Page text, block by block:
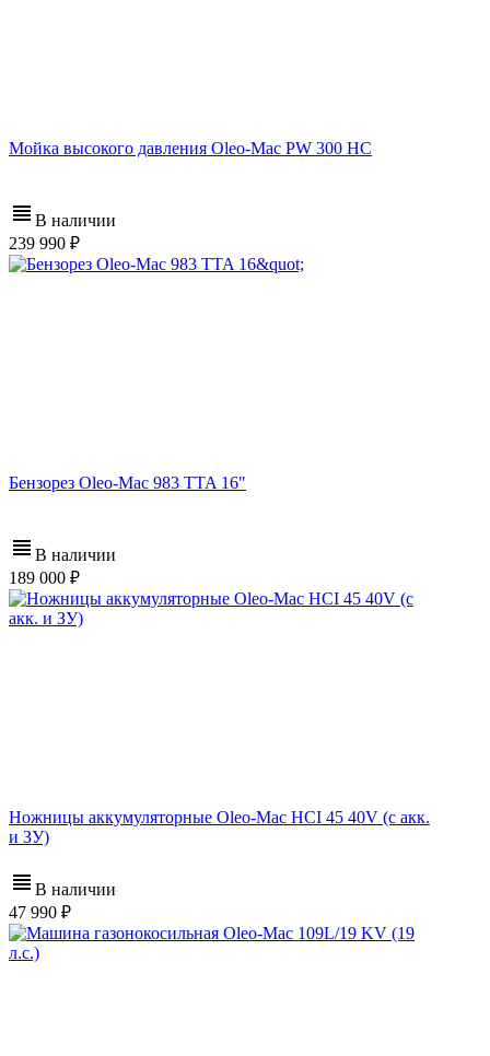
Мойка высокого давления Oleo-Mac PW 300 HС
В наличии
239 990
Бензорез Oleo-Mac 983 TTA 16"
В наличии
189 000
Ножницы аккумуляторные Oleo-Mac HCI 45 40V (с акк.
и ЗУ)
В наличии
47 990